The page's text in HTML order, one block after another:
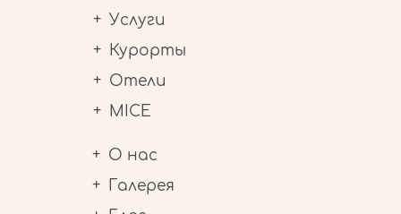
Услуги
Курорты
Отели
MICE
О нас
Галерея